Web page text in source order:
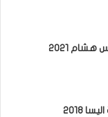
2021
2018